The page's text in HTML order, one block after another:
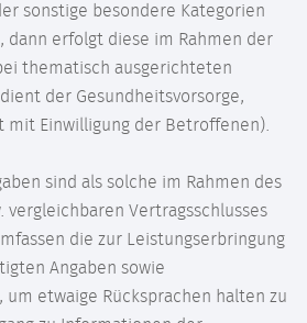
sonstige besondere Kategorien
dann erfolgt diese im Rahmen der
thematisch ausgerichteten
der Gesundheitsvorsorge,
Einwilligung der Betroffenen).
sind als solche im Rahmen des
vergleichbaren Vertragsschlusses
die zur Leistungserbringung
Angaben sowie
etwaige Rücksprachen halten zu